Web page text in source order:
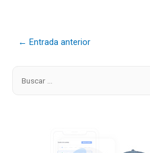
← Entrada anterior